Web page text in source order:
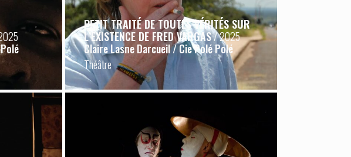
PETIT TRAITÉ DE TOUTES VÉRITÉS SUR
L’EXISTENCE DE FRED VARGAS/ 2025
Claire Lasne Darcueil / Cie Polé Polé
Théâtre